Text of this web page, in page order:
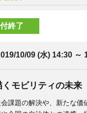
終了
10/09 (水) 14:30 ～
モビリティの未来
課題の解決や、新たな